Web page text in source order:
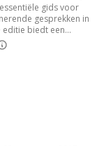
gids voor
gesprekken in
editie biedt een
en
technieken om
en echte
theoretische
en